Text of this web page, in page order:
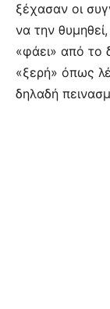
ξέχασαν οι
να την
«φάει» από το
«ξερή» όπως
δηλαδή